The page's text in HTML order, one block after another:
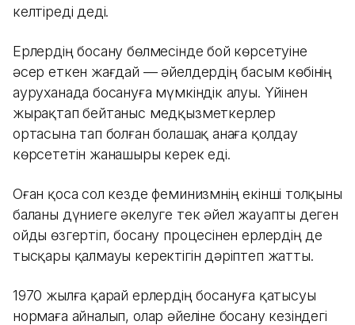
келтіреді деді.
Ерлердің босану бөлмесінде бой көрсетуіне
әсер еткен жағдай — әйелдердің басым көбінің
ауруханада босануға мүмкіндік алуы. Үйінен
жырақтап бейтаныс медқызметкерлер
ортасына тап болған болашақ анаға қолдау
көрсететін жанашыры керек еді.
Оған қоса сол кезде феминизмнің екінші толқыны
баланы дүниеге әкелуге тек әйел жауапты деген
ойды өзгертіп, босану процесінен ерлердің де
тысқары қалмауы керектігін дәріптеп жатты.
1970 жылға қарай ерлердің босануға қатысуы
нормаға айналып, олар әйеліне босану кезіндегі